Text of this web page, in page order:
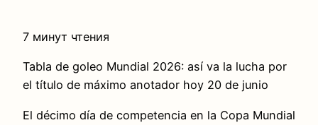
7 минут чтения
Tabla de goleo Mundial 2026: así va la lucha por
el título de máximo anotador hoy 20 de junio
El décimo día de competencia en la Copa Mundial